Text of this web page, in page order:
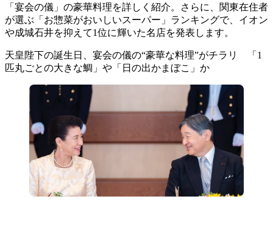
「宴会の儀」の豪華料理を詳しく紹介。さらに、関東在住者
が選ぶ「お惣菜がおいしいスーパー」ランキングで、イオン
や成城石井を抑えて1位に輝いた名店を発表します。
天皇陛下の誕生日、宴会の儀の“豪華な料理”がチラリ 「1
匹丸ごとの大きな鯛」や「日の出かまぼこ」か